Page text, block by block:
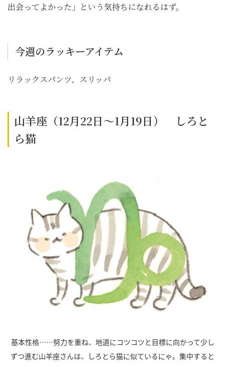
出会ってよかった」という気持ちになれるはず。
今週のラッキーアイテム
リラックスパンツ、スリッパ
山羊座（12月22日～1月19日） しろと
ら猫
基本性格……努力を重ね、地道にコツコツと目標に向かって少し
ずつ進む山羊座さんは、しろとら猫に似ているにゃ。集中すると